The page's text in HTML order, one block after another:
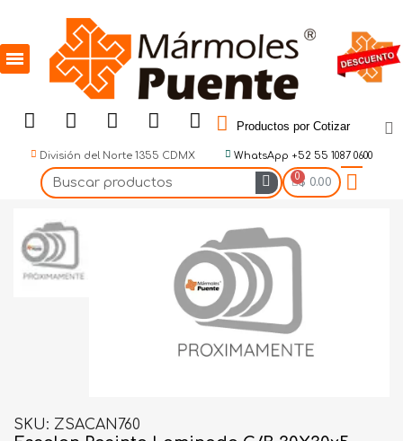
Productos por Cotizar
División del Norte 1355 CDMX WhatsApp +52 55 1087 0600
$ 0.00
SKU ZSACAN760